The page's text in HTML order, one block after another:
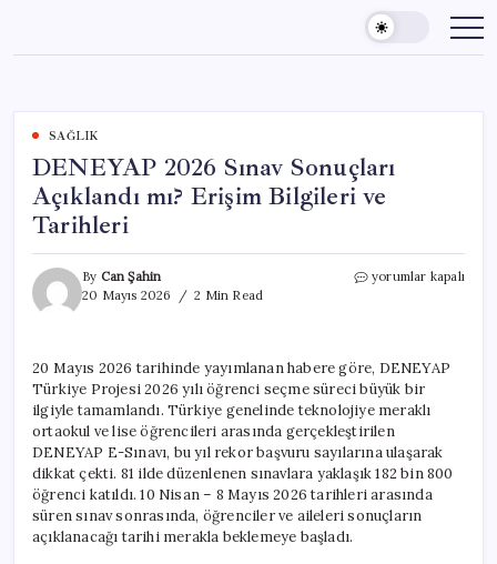
content
SAĞLIK
DENEYAP 2026 Sınav Sonuçları
Açıklandı mı? Erişim Bilgileri ve
Tarihleri
By Can Şahin
20 Mayıs 2026
2 Min Read
DENEYAP
mı?
Erişim
Bilgileri
ve
Tarihleri
yorumlar kapalı
20 Mayıs 2026 tarihinde yayımlanan habere göre, DENEYAP
Türkiye Projesi 2026 yılı öğrenci seçme süreci büyük bir
ilgiyle tamamlandı. Türkiye genelinde teknolojiye meraklı
ortaokul ve lise öğrencileri arasında gerçekleştirilen
DENEYAP E-Sınavı, bu yıl rekor başvuru sayılarına ulaşarak
dikkat çekti. 81 ilde düzenlenen sınavlara yaklaşık 182 bin 800
öğrenci katıldı. 10 Nisan – 8 Mayıs 2026 tarihleri arasında
süren sınav sonrasında, öğrenciler ve aileleri sonuçların
açıklanacağı tarihi merakla beklemeye başladı.